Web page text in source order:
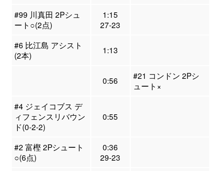
#99 川真田 2Pシュ
ート○(2点)
1:15
27-23
#6 比江島 アシスト
(2本)
1:13
0:56
#21 コンドン 2Pシ
ュート×
#4 ジェイコブス デ
ィフェンスリバウン
ド(0-2-2)
0:55
#2 富樫 2Pシュート
○(6点)
0:36
29-23